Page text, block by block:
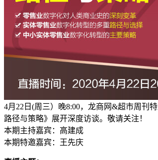
4月22日(周三）晚8:00，龙商网&超市周刊
路径与策略》展开深度访谈。敬请关注！
本期主持嘉宾：高建成
本期特邀嘉宾：王先庆